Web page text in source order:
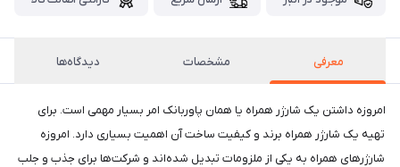
معرفی مشخصات دیدگاه‌ها
امروزه داشتن یک شارژر همراه یا همان پاوربانک امر بسیار مهمی است. برای
تهیه یک شارژر همراه برند و کیفیت ساخت آن اهمیت بسیاری دارد. امروزه
شارژرهای همراه به یکی از ملزومات تبدیل‌ شده‌اند و شرکت‌ها برای جذب و جلب